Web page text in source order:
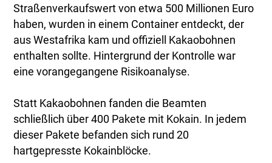
Straßenverkaufswert von etwa 500 Millionen Euro
haben, wurden in einem Container entdeckt, der
aus Westafrika kam und offiziell Kakaobohnen
enthalten sollte. Hintergrund der Kontrolle war
eine vorangegangene Risikoanalyse.
Statt Kakaobohnen fanden die Beamten
schließlich über 400 Pakete mit Kokain. In jedem
dieser Pakete befanden sich rund 20
hartgepresste Kokainblöcke.